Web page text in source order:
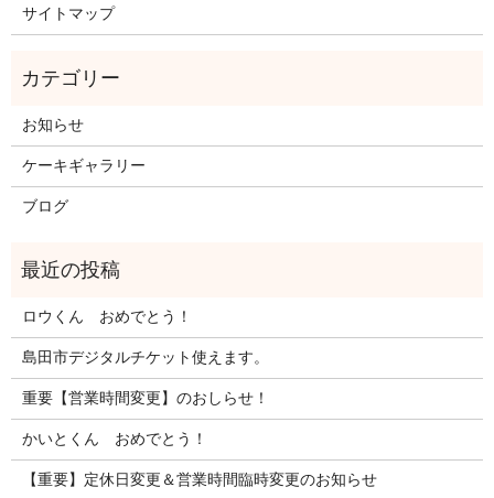
サイトマップ
お知らせ
ケーキギャラリー
ブログ
ロウくん おめでとう！
島田市デジタルチケット使えます。
重要【営業時間変更】のおしらせ！
かいとくん おめでとう！
【重要】定休日変更＆営業時間臨時変更のお知らせ